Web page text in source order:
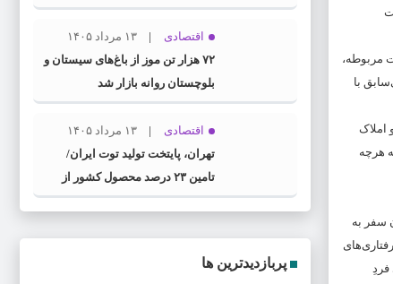
مربوطه،
با
املاک
هرچه
سفر به
فردِ
اقتصادی
۱۳ مرداد ۱۴۰۵
۷۲ هزار تن موز از باغ‌های سیستان و
بلوچستان روانه بازار شد
اقتصادی
۱۳ مرداد ۱۴۰۵
تهران، پایتخت تولید توت ایران/
تامین ۲۳ درصد محصول کشور از
باغات استان
پربازدیدترین ها